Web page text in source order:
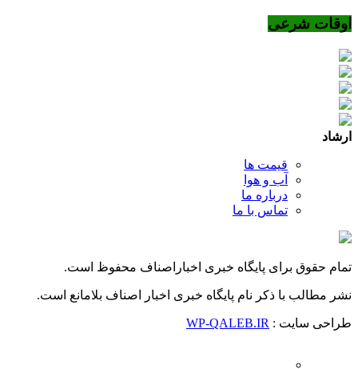
اوقات شرعی
ارشاد
قیمت ها
آب و هوا
درباره ما
تماس با ما
تمام حقوق برای پایگاه خبری اخباراصناف محفوظ است.
نشر مطالب با ذکر نام پایگاه خبری اخبار اصناف بلامانع است.
طراحی سایت : WP-QALEB.IR